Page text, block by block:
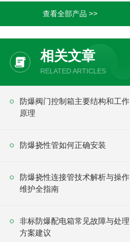
查看全部产品 >>
相关文章
RELATED ARTICLES
防爆阀门控制箱主要结构和工作
原理
防爆挠性管如何正确安装
防爆挠性连接管技术解析与操作
维护全指南
非标防爆配电箱常见故障与处理
方案建议